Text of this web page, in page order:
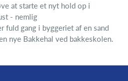
at starte et nyt hold op i
- nemlig
fuld gang i byggeriet af en sand
nye Bakkehal ved bakkeskolen.